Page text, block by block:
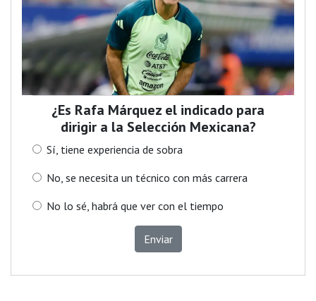
¿Es Rafa Márquez el indicado para
dirigir a la Selección Mexicana?
Sí, tiene experiencia de sobra
No, se necesita un técnico con más carrera
No lo sé, habrá que ver con el tiempo
Enviar